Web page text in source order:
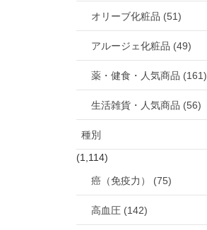
オリーブ化粧品 (51)
アルージェ化粧品 (49)
薬・健食・人気商品 (161)
生活雑貨・人気商品 (56)
種別
(1,114)
癌（免疫力） (75)
高血圧 (142)